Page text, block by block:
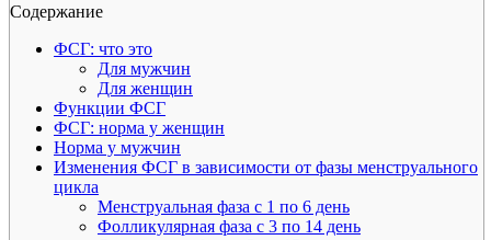
Содержание
ФСГ: что это
Для мужчин
Для женщин
Функции ФСГ
ФСГ: норма у женщин
Норма у мужчин
Изменения ФСГ в зависимости от фазы менструального
цикла
Менструальная фаза с 1 по 6 день
Фолликулярная фаза с 3 по 14 день